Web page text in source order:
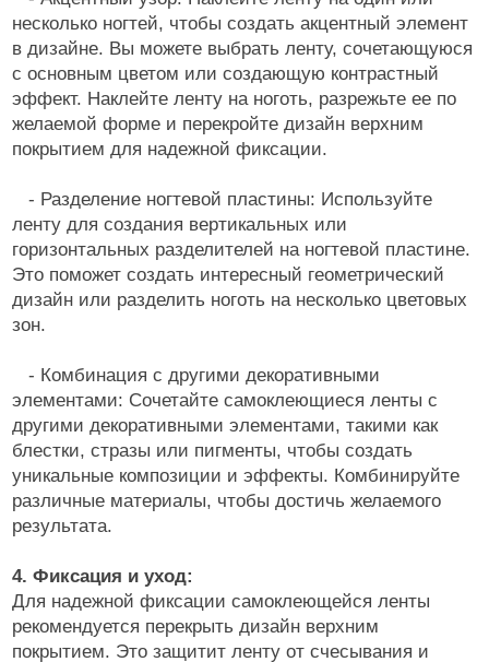
несколько ногтей, чтобы создать акцентный элемент
в дизайне. Вы можете выбрать ленту, сочетающуюся
с основным цветом или создающую контрастный
эффект. Наклейте ленту на ноготь, разрежьте ее по
желаемой форме и перекройте дизайн верхним
покрытием для надежной фиксации.
- Разделение ногтевой пластины: Используйте
ленту для создания вертикальных или
горизонтальных разделителей на ногтевой пластине.
Это поможет создать интересный геометрический
дизайн или разделить ноготь на несколько цветовых
зон.
- Комбинация с другими декоративными
элементами: Сочетайте самоклеющиеся ленты с
другими декоративными элементами, такими как
блестки, стразы или пигменты, чтобы создать
уникальные композиции и эффекты. Комбинируйте
различные материалы, чтобы достичь желаемого
результата.
4. Фиксация и уход:
Для надежной фиксации самоклеющейся ленты
рекомендуется перекрыть дизайн верхним
покрытием. Это защитит ленту от счесывания и